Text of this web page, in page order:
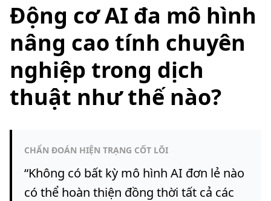
Động cơ AI đa mô hình
nâng cao tính chuyên
nghiệp trong dịch
thuật như thế nào?
CHẨN ĐOÁN HIỆN TRẠNG CỐT LÕI
“Không có bất kỳ mô hình AI đơn lẻ nào
có thể hoàn thiện đồng thời tất cả các